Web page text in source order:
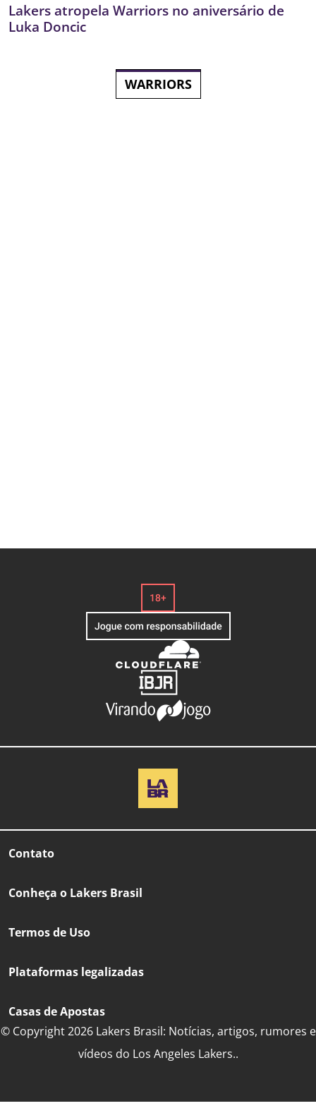
Lakers atropela Warriors no aniversário de
Luka Doncic
WARRIORS
Contato
Conheça o Lakers Brasil
Termos de Uso
Plataformas legalizadas
Casas de Apostas
© Copyright 2026 Lakers Brasil: Notícias, artigos, rumores e
vídeos do Los Angeles Lakers..